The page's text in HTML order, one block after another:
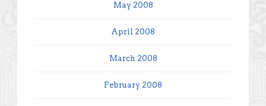
May 2008
April 2008
March 2008
February 2008